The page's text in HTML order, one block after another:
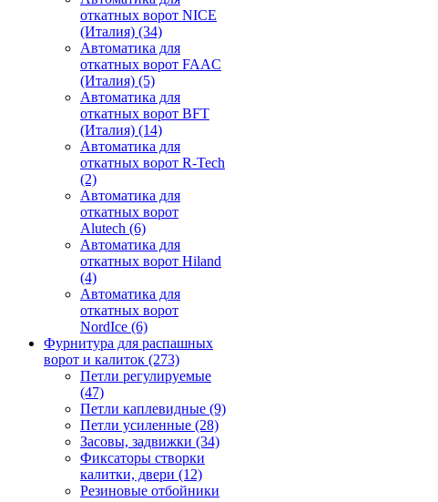
откатных ворот NICE
(Италия) (34)
Автоматика для
откатных ворот FAAC
(Италия) (5)
Автоматика для
откатных ворот BFT
(Италия) (14)
Автоматика для
откатных ворот R-Tech
(2)
Автоматика для
откатных ворот
Alutech (6)
Автоматика для
откатных ворот Hiland
(4)
Автоматика для
откатных ворот
NordIce (6)
Фурнитура для распашных
ворот и калиток (273)
Петли регулируемые
(47)
Петли каплевидные (9)
Петли усиленные (28)
Засовы, задвижки (34)
Фиксаторы створки
калитки, двери (12)
Резиновые отбойники